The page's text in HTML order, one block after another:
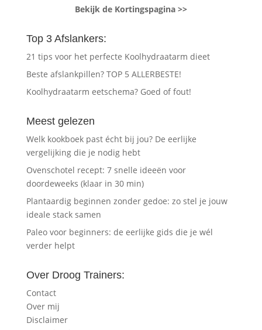
Bekijk de Kortingspagina >>
Top 3 Afslankers:
21 tips voor het perfecte Koolhydraatarm dieet
Beste afslankpillen? TOP 5 ALLERBESTE!
Koolhydraatarm eetschema? Goed of fout!
Meest gelezen
Welk kookboek past écht bij jou? De eerlijke
vergelijking die je nodig hebt
Ovenschotel recept: 7 snelle ideeën voor
doordeweeks (klaar in 30 min)
Plantaardig beginnen zonder gedoe: zo stel je jouw
ideale stack samen
Paleo voor beginners: de eerlijke gids die je wél
verder helpt
Over Droog Trainers:
Contact
Over mij
Disclaimer